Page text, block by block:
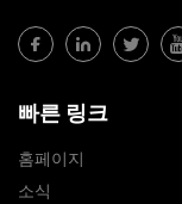
빠른 링크
홈페이지
소식